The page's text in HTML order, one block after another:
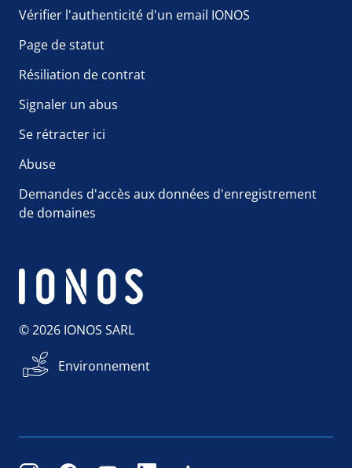
Vérifier l'authenticité d'un email IONOS
Page de statut
Résiliation de contrat
Signaler un abus
Se rétracter ici
Abuse
Demandes d'accès aux données d'enregistrement
de domaines
© 2026 IONOS SARL
Environnement